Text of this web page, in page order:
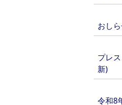
おし
プレ
新)
令和8